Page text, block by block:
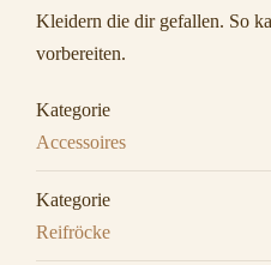
Kleidern die dir gefallen. So
vorbereiten.
Kategorie
Accessoires
Kategorie
Reifröcke